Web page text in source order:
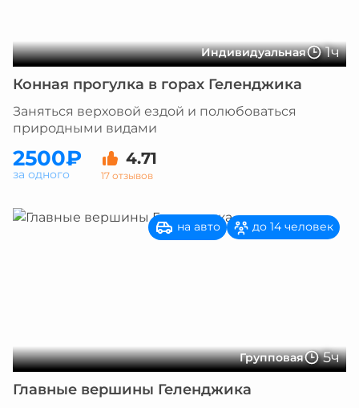
Индивидуальная 1ч
Конная прогулка в горах Геленджика
Заняться верховой ездой и полюбоваться
природными видами
2500₽ 4.71
17 отзывов
за одного
Групповая 5ч
на авто до 14 человек
Главные вершины Геленджика